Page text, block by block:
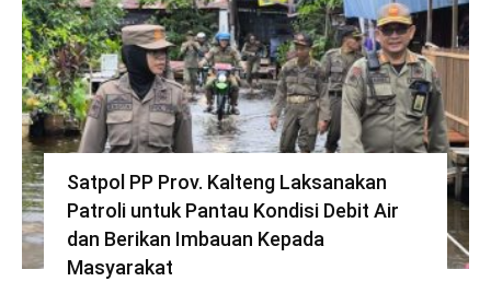
Satpol PP Prov. Kalteng Laksanakan
Patroli untuk Pantau Kondisi Debit Air
dan Berikan Imbauan Kepada
Masyarakat